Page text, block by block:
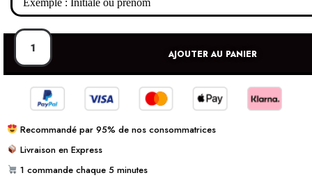
AJOUTER AU PANIER
Recommandé par 95% de nos consommatrices
Livraison en Express
1 commande chaque 5 minutes